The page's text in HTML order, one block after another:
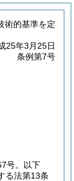
術的基準を定
25年3月25日
条例第7号
号。以下
る法第13条